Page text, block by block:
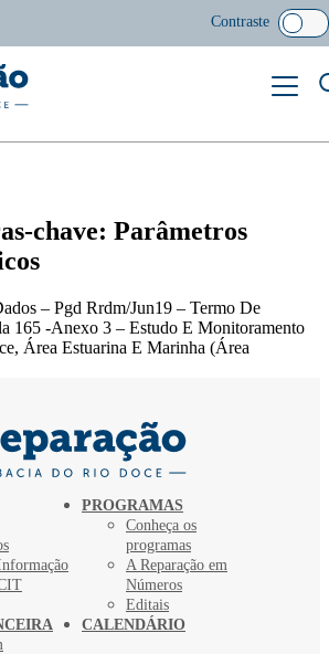
Contraste
chave: Parâmetros
– Pgd Rrdm/Jun19 – Termo De
165 -Anexo 3 – Estudo E Monitoramento
Área Estuarina E Marinha (Área
PROGRAMAS
Conheça os
programas
A Reparação em
Números
Editais
CALENDÁRIO